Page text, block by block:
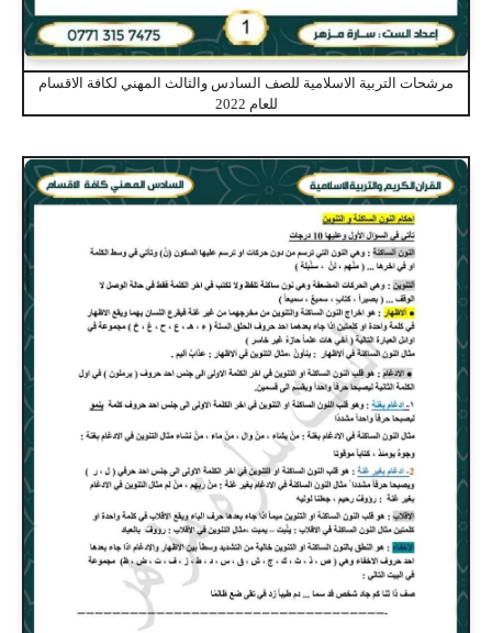
مرشحات التربية الاسلامية للصف السادس والثالث المهني لكافة الاقسام
للعام 2022